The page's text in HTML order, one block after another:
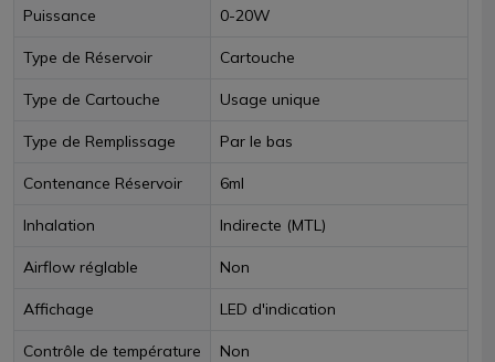
Puissance 0-20W
Type de Réservoir Cartouche
Type de Cartouche Usage unique
Type de Remplissage Par le bas
Contenance Réservoir 6ml
Inhalation Indirecte (MTL)
Airflow réglable Non
Affichage LED d'indication
Contrôle de température Non